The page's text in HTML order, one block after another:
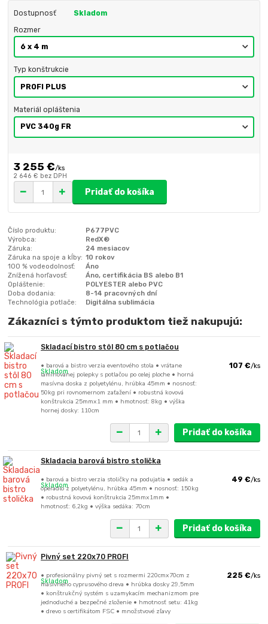
Dostupnosť Skladom
Rozmer
Typ konštrukcie
Materiál opláštenia
3 255 €/ks
2 646 € bez DPH
Pridať do košíka
Číslo produktu:
P677PVC
Výrobca:
RedX®
Záruka:
24 mesiacov
Záruka na spoje a kĺby: 10 rokov
100 % vodeodolnosť:
Áno
Znížená horľavosť:
Áno, certifikácia BS alebo B1
Opláštenie:
POLYESTER alebo PVC
Doba dodania:
8-14 pracovných dní
Technológia potlače:
Digitálna sublimácia
Zákazníci s týmto produktom tiež nakupujú:
Skladací bistro stôl 80 cm s potlačou
• barová a bistro verzia eventového stola • vrátane
laminovanej polepky s potlačou po celej ploche • horná
masívna doska z polyetylénu, hrúbka 45mm • nosnosť:
50kg pri rovnomernom zaťažení • robustná kovová
konštrukcia 25mmx1 mm • hmotnosť: 8kg • výška
hornej dosky: 110cm
107 €/ks
Skladom
Pridať do košíka
Skladacia barová bistro stolička
• barová a bistro verzia stoličky na podujatia • sedák a
operadlo z polyetylénu, hrúbka 45mm • nosnosť: 150kg
• robustná kovová konštrukcia 25mmx1mm •
hmotnosť: 6,2kg • výška sedáka: 70cm
49 €/ks
Skladom
Pridať do košíka
Pivný set 220x70 PROFI
• profesionálny pivný set s rozmermi 220cmx70cm z
masívneho cyprusového dreva • hrúbka dosky 29,5mm
• konštrukčný systém s uzamykacím mechanizmom pre
jednoduché a bezpečné zloženie • hmotnosť setu: 41kg
• drevo s certifikátom FSC • množstvové zľavy
225 €/ks
Skladom